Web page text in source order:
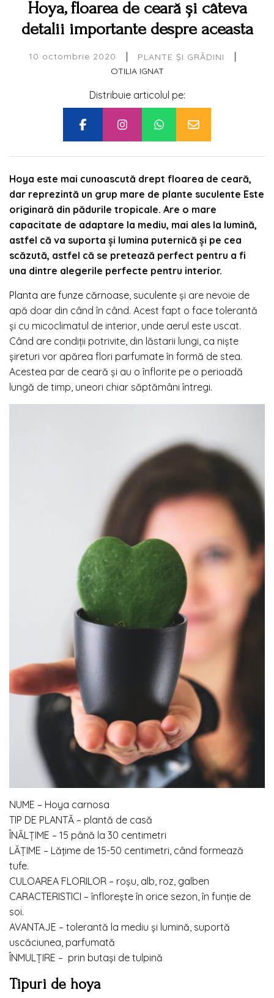
Hoya, floarea de ceară și câteva
detalii importante despre aceasta
10 octombrie 2020 | PLANTE ȘI GRĂDINI |
OTILIA IGNAT
Distribuie articolul pe:
Hoya este mai cunoascută drept floarea de ceară,
dar reprezintă un grup mare de plante suculente Este
originară din pădurile tropicale. Are o mare
capacitate de adaptare la mediu, mai ales la lumină,
astfel că va suporta și lumina puternică și pe cea
scăzută, astfel că se pretează perfect pentru a fi
una dintre alegerile perfecte pentru interior.
Planta are funze cărnoase, suculente și are nevoie de
apă doar din când în când. Acest fapt o face tolerantă
și cu micoclimatul de interior, unde aerul este uscat.
Când are condiții potrivite, din lăstarii lungi, ca niște
șireturi vor apărea flori parfumate în formă de stea.
Acestea par de ceară și au o înflorite pe o perioadă
lungă de timp, uneori chiar săptămâni întregi.
NUME – Hoya carnosa
TIP DE PLANTĂ – plantă de casă
ÎNĂLŢIME – 15 până la 30 centimetri
LĂŢIME – Lățime de 15-50 centimetri, când formează
tufe.
CULOAREA FLORILOR – roșu, alb, roz, galben
CARACTERISTICI – înflorește în orice sezon, în funție de
soi.
AVANTAJE – tolerantă la mediu și lumină, suportă
uscăciunea, parfumată
ÎNMULȚIRE – prin butași de tulpină
Tipuri de hoya